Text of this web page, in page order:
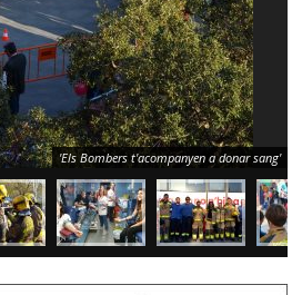
'Els Bombers t'acompanyen a donar sang'